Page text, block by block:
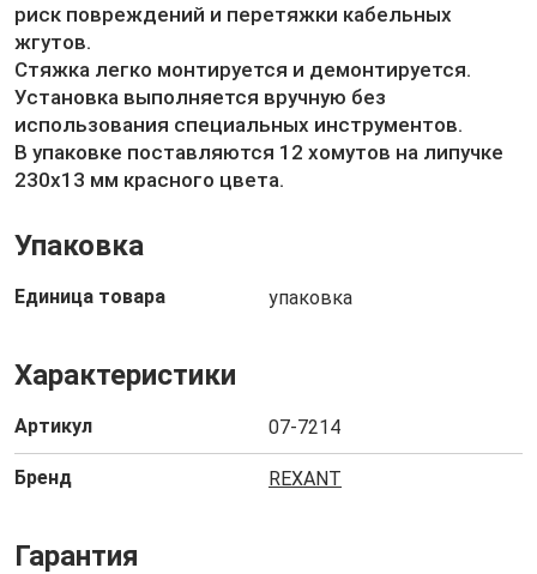
риск повреждений и перетяжки кабельных
жгутов.
Стяжка легко монтируется и демонтируется.
Установка выполняется вручную без
использования специальных инструментов.
В упаковке поставляются 12 хомутов на липучке
230х13 мм красного цвета.
Упаковка
Единица товара упаковка
Характеристики
Артикул 07-7214
Бренд REXANT
Гарантия